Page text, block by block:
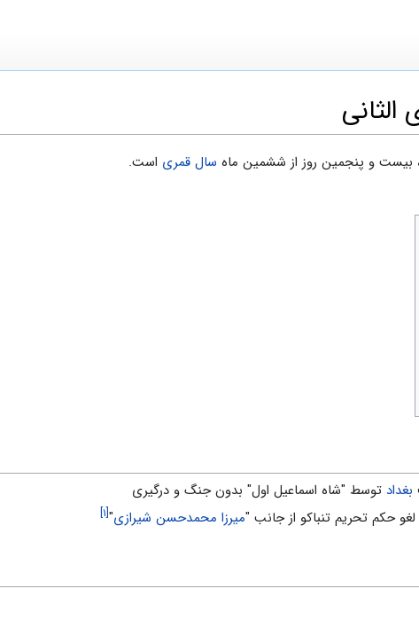
بیست و پنجمین روز از ششمین ماه سال قمری است.
بغداد توسط "شاه اسماعیل اول" بدون جنگ و درگیری
میرزا محمدحسن شیرازی"[۱]